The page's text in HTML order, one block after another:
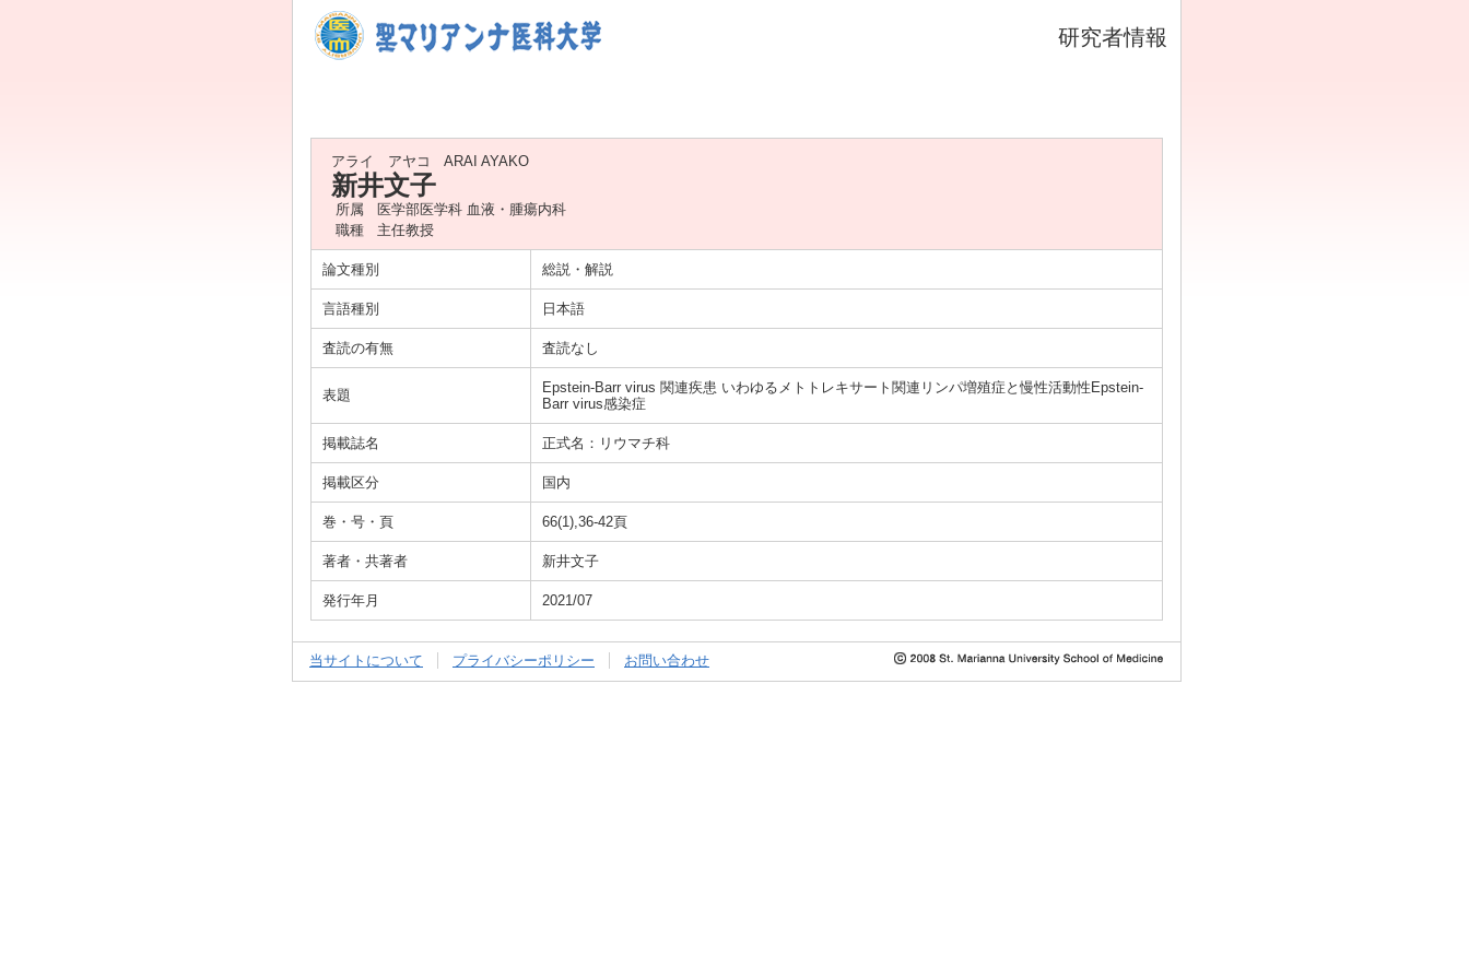
研究者情報
アライ アヤコ ARAI AYAKO
新井文子
所属
医学部医学科 血液・腫瘍内科
職種
主任教授
論文種別 総説・解説
言語種別 日本語
査読の有無 査読なし
表題
Epstein-Barr virus 関連疾患 いわゆるメトトレキサート関連リンパ増殖症と慢性活動性Epstein-
Barr virus感染症
掲載誌名 正式名：リウマチ科
掲載区分 国内
巻・号・頁 66(1),36-42頁
著者・共著者 新井文子
発行年月 2021/07
当サイトについて プライバシーポリシー お問い合わせ